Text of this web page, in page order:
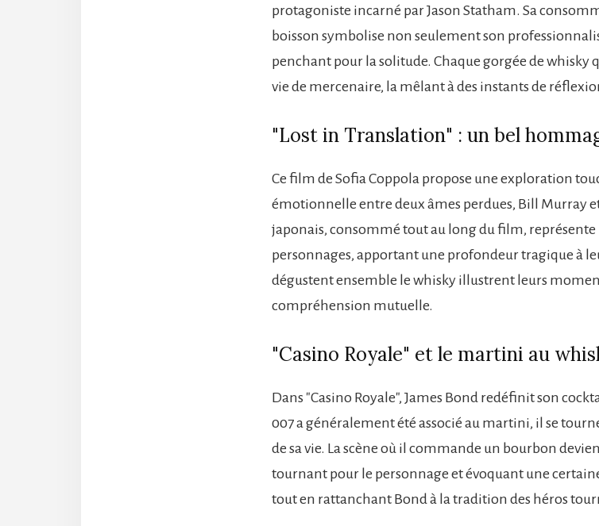
protagoniste incarné par Jason Statham. Sa
boisson symbolise non seulement son
penchant pour la solitude. Chaque gorgée de whisky
vie de mercenaire, la mêlant à des instants de
"Lost in Translation" : un bel
Ce film de Sofia Coppola propose une exploration
émotionnelle entre deux âmes perdues, Bill Murray
japonais, consommé tout au long du film,
personnages, apportant une profondeur tragique à
dégustent ensemble le whisky illustrent leurs
compréhension mutuelle.
"Casino Royale" et le martini au
Dans "Casino Royale", James Bond redéfinit son
007 a généralement été associé au martini, il se
de sa vie. La scène où il commande un bourbon
tournant pour le personnage et évoquant une
tout en rattanchant Bond à la tradition des héros